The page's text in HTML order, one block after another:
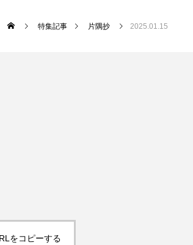
特集記事 片隅抄 2025.01.15
をコピーする